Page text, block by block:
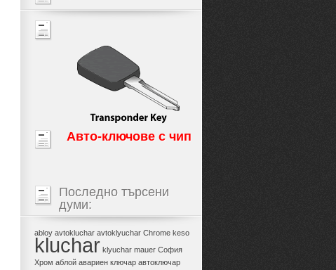
Авто-ключове с чип
Последно търсени
думи:
abloy avtokluchar avtoklyuchar Chrome keso
kluchar klyuchar mauer София
Хром аблой авариен ключар автоключар